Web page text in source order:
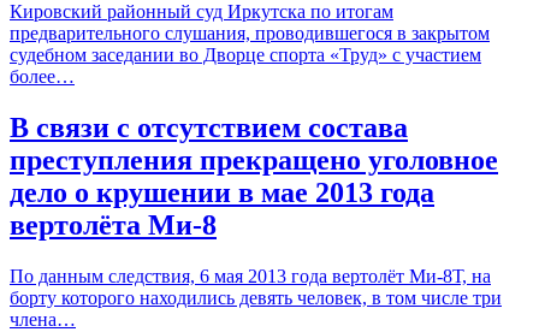
Кировский районный суд Иркутска по итогам
предварительного слушания, проводившегося в закрытом
судебном заседании во Дворце спорта «Труд» с участием
более…
В связи с отсутствием состава
преступления прекращено уголовное
дело о крушении в мае 2013 года
вертолёта Ми-8
По данным следствия, 6 мая 2013 года вертолёт Ми-8Т, на
борту которого находились девять человек, в том числе три
члена…